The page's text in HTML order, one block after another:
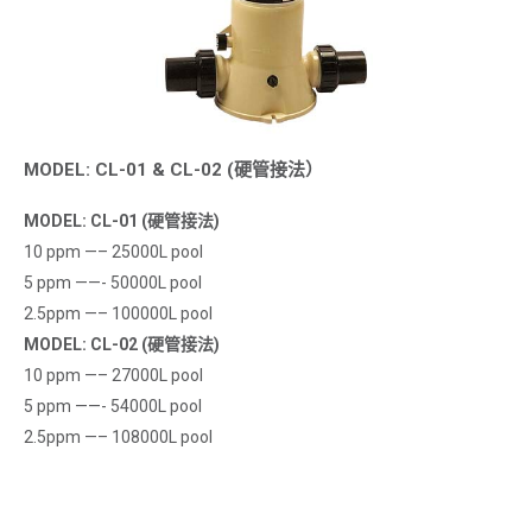
MODEL: CL-01 & CL-02 (硬管接法）
MODEL: CL-01 (硬管接法)
10 ppm —– 25000L pool
5 ppm ——- 50000L pool
2.5ppm —– 100000L pool
MODEL: CL-02 (硬管接法)
10 ppm —– 27000L pool
5 ppm ——- 54000L pool
2.5ppm —– 108000L pool
电邮